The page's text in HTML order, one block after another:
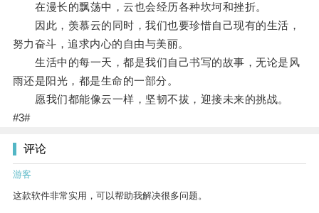
在漫长的飘荡中，云也会经历各种坎坷和挫折。
因此，羡慕云的同时，我们也要珍惜自己现有的生活，
努力奋斗，追求内心的自由与美丽。
生活中的每一天，都是我们自己书写的故事，无论是风
雨还是阳光，都是生命的一部分。
愿我们都能像云一样，坚韧不拔，迎接未来的挑战。
#3#
评论
游客
这款软件非常实用，可以帮助我解决很多问题。